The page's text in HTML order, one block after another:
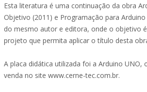
Esta literatura é uma continuação da obra
Objetivo (2011) e Programação para
do mesmo autor e editora, onde o objetivo
projeto que permita aplicar o título desta
A placa didática utilizada foi a Arduino UNO,
venda no site www.cerne-tec.com.br.